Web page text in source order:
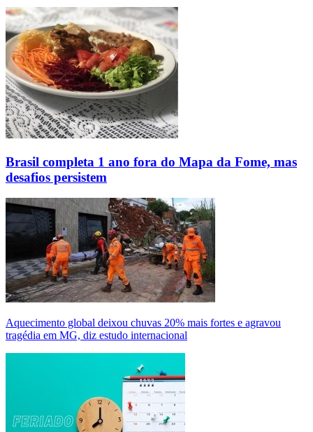
Brasil completa 1 ano fora do Mapa da Fome, mas
desafios persistem
Aquecimento global deixou chuvas 20% mais fortes e agravou
tragédia em MG, diz estudo internacional